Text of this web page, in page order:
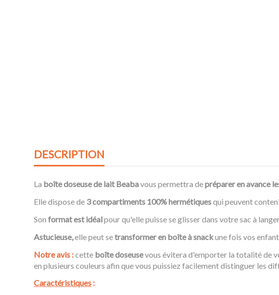
DESCRIPTION
La boîte doseuse de lait Beabavous permettra depréparer en avance
Elle dispose de 3 compartiments 100% hermétiquesqui peuvent
Son format est idéalpour qu'elle puisse se glisser dans votre sac à
Astucieuse,elle peut setransformer en boîte à snackune fois vos
Notre avis :cette boîte doseusevous évitera d'emporter la totalité de
en plusieurs couleurs afin que vous puissiez facilement distinguer les
Caractéristiques :